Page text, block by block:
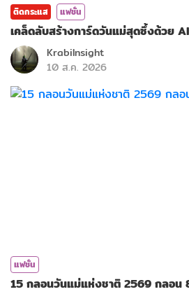
ติดกระแส แฟชั่น
เคล็ดลับสร้างการ์ดวันแม่สุดซึ้งด้วย
KrabiInsight
10 ส.ค. 2026
แฟชั่น
15 กลอนวันแม่แห่งชาติ 2569 กลอน